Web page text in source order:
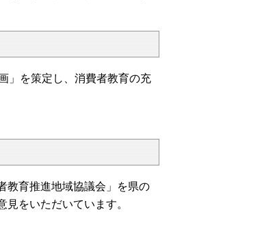
」を策定し、消費者教育の充
教育推進地域協議会」を県の
をいただいています。